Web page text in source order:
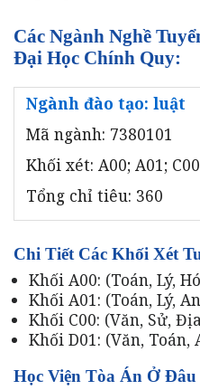
Các Ngành Nghề
Đại Học Chính Quy:
Ngành đào tạo: luật
Mã ngành: 7380101
Khối xét: A00; A01;
Tổng chỉ tiêu: 360
Chi Tiết Các Khối Xét
Khối A00: (Toán, Lý,
Khối A01: (Toán, Lý,
Khối C00: (Văn, Sử,
Khối D01: (Văn, Toán,
Học Viện Tòa Án Ở Đâu